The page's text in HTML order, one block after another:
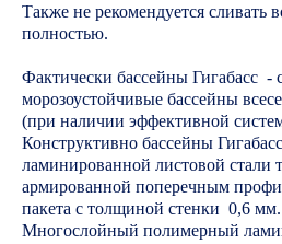
Также не рекомендуется сливать
полностью.
Фактически бассейны Гигабасс -
морозоустойчивые бассейны
(при наличии эффективной
Конструктивно бассейны
ламинированной листовой
армированной поперечным
пакета с толщиной стенки 0,6 мм.
Многослойный полимерный